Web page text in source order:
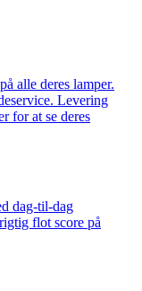
alle deres lamper.
Levering
for at se deres
dag-til-dag
flot score på